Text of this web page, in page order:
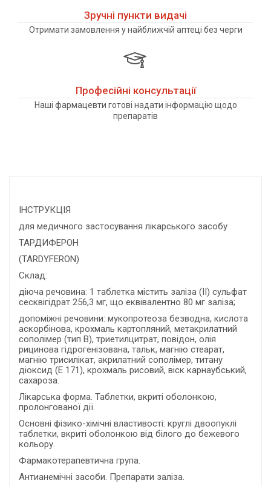
Зручні пункти видачі
Отримати замовлення у найближчій аптеці без черги
Професійні консультації
Наші фармацевти готові надати інформацію щодо
препаратів
ІНСТРУКЦІЯ
для медичного застосування лікарського засобу
ТАРДИФЕРОН
(TARDYFERON)
Склад:
діюча речовина: 1 таблетка містить заліза (II) сульфат
сесквігідрат 256,3 мг, що еквівалентно 80 мг заліза;
допоміжні речовини: мукопротеоза безводна, кислота
аскорбінова, крохмаль картопляний, метакрилатний
сополімер (тип В), триетилцитрат, повідон, олія
рицинова гідрогенізована, тальк, магнію стеарат,
магнію трисилікат, акрилатний сополімер, титану
діоксид (Е 171), крохмаль рисовий, віск карнаубський,
сахароза.
Лікарська форма. Таблетки, вкриті оболонкою,
пролонгованої дії.
Основні фізико-хімічні властивості: круглі двоопуклі
таблетки, вкриті оболонкою від білого до бежевого
кольору.
Фармакотерапевтична група.
Антианемічні засоби. Препарати заліза.